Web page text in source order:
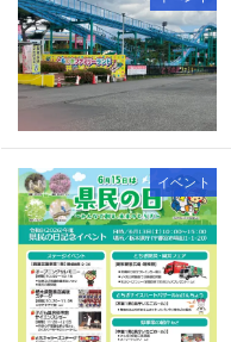
イベント